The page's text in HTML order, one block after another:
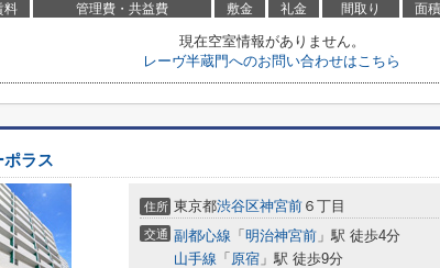
料 管理費・共益費 敷金 礼金 間取り 面積
現在空室情報がありません。
レーヴ半蔵門へのお問い合わせはこちら
ポラス
住所 東京都渋谷区神宮前 ６丁目
交通 副都心線 「 明治神宮前 」駅 徒歩4分
山手線 「 原宿 」駅 徒歩9分